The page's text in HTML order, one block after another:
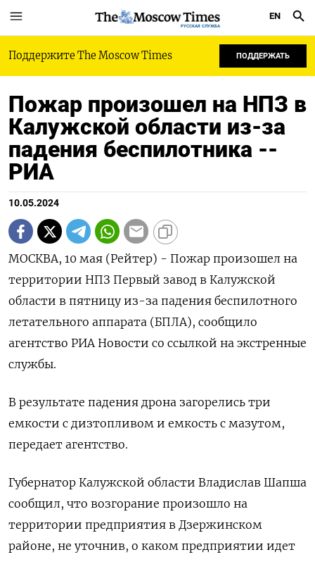
РУССКАЯ СЛУЖБА
EN
Поддержите The Moscow Times ПОДДЕРЖАТЬ
Пожар произошел на НПЗ в
Калужской области из-за
падения беспилотника --
РИА
10.05.2024
МОСКВА, 10 мая (Рейтер) - Пожар произошел на
территории НПЗ Первый завод в Калужской
области в пятницу из-за падения беспилотного
летательного аппарата (БПЛА), сообщило
агентство РИА Новости со ссылкой на экстренные
службы.
В результате падения дрона загорелись три
емкости с дизтопливом и емкость с мазутом,
передает агентство.
Губернатор Калужской области Владислав Шапша
сообщил, что возгорание произошло на
территории предприятия в Дзержинском
районе, не уточнив, о каком предприятии идет